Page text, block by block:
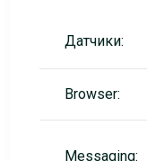
Датчики:
Browser:
Messaging: